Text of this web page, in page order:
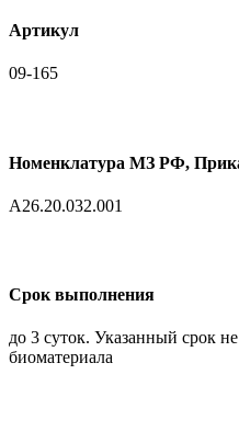
Артикул
09-165
Номенклатура МЗ РФ,
A26.20.032.001
Срок выполнения
до 3 суток. Указанный срок
биоматериала